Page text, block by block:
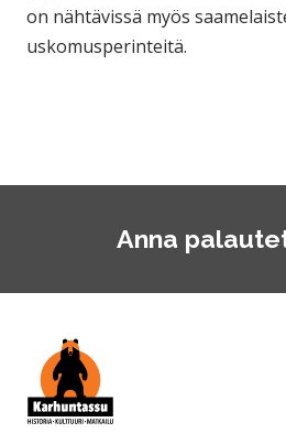
on nähtävissä myös
uskomusperinteitä.
Anna